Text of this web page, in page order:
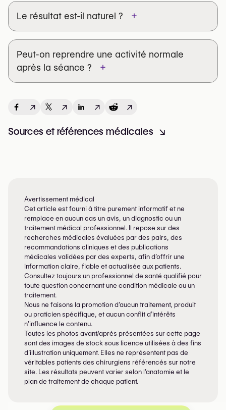
Le résultat est-il naturel ? +
Peut-on reprendre une activité normale
après la séance ?
+
↗ ↗ ↗ ↗
Sources et références médicales ↘
Avertissement médical
Cet article est fourni à titre purement informatif et ne
remplace en aucun cas un avis, un diagnostic ou un
traitement médical professionnel. Il repose sur des
recherches médicales évaluées par des pairs, des
recommandations cliniques et des publications
médicales validées par des experts, afin d’offrir une
information claire, fiable et actualisée aux patients.
Consultez toujours un professionnel de santé qualifié pour
toute question concernant une condition médicale ou un
traitement.
Nous ne faisons la promotion d’aucun traitement, produit
ou praticien spécifique, et aucun conflit d’intérêts
n’influence le contenu.
Toutes les photos avant/après présentées sur cette page
sont des images de stock sous licence utilisées à des fins
d’illustration uniquement. Elles ne représentent pas de
véritables patients des chirurgiens référencés sur notre
site. Les résultats peuvent varier selon l’anatomie et le
plan de traitement de chaque patient.